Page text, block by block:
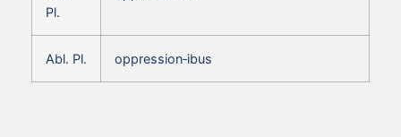
Pl.
Abl. Pl. oppression‑ibus